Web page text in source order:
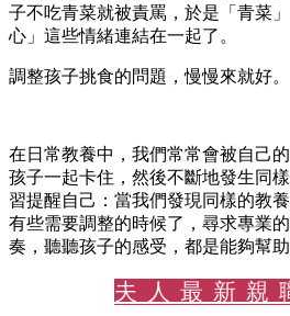
子不吃青菜就被責罵，於是「青菜
心」這些情緒連結在一起了。
調整孩子挑食的問題，慢慢來就好。
在日常教養中，我們常常會被自己
孩子一起卡住，然後不斷地發生同
習提醒自己：當我們發現同樣的教
有些需要調整的時候了，尋求專業
奏，聽聽孩子的感受，都是能夠幫
夫人最新親